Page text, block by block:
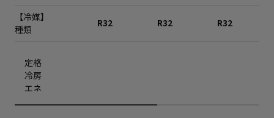
【冷媒】
種類
R32 R32 R32
定格
冷房
エネ